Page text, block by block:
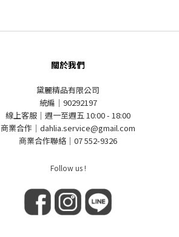
關於我們
黛麗精品有限公司
統編｜90292197
線上客服｜週一至週五 10:00 - 18:00
商業合作｜dahlia.service@gmail.com
商業合作聯絡｜07 552-9326
Follow us !